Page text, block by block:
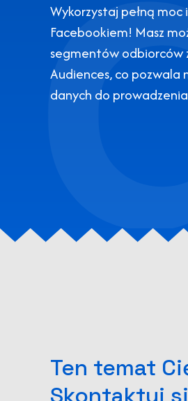
Wykorzystaj pełną
Facebookiem! Masz
segmentów odbiorców
Audiences, co
danych do
Ten temat
Skontaktuj